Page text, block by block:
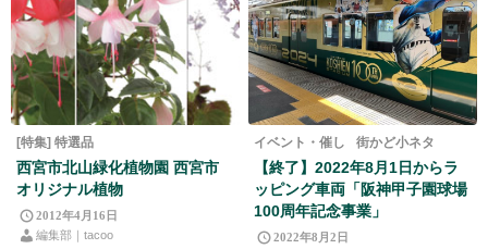
[特集] 特選品
西宮市北山緑化植物園 西宮市
オリジナル植物
2012年4月16日
編集部｜tacoo
イベント・催し 街かど小ネタ
【終了】2022年8月1日からラ
ッピング車両「阪神甲子園球場
100周年記念事業」
2022年8月2日